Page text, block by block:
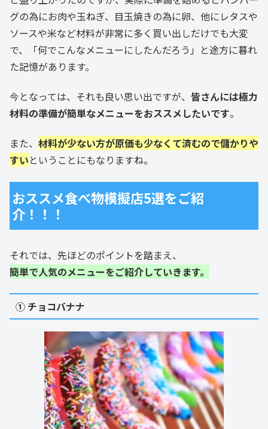
グの為にお肉や玉ねぎ、目玉焼きの為に卵、他にレタスや
ソースや米など材料が非常に多く買い出しだけでも大変
で、「何でこんなメニューにしたんだろう」と途方に暮れ
た記憶があります。
今となっては、それも良い思い出ですが、 皆さんには極力
材料の準備が簡単なメニューをおススメしたいです。
また、 材料が少ない方が原価も少なくて済むので儲かりや
すいということにもなりますね。
おススメ食べ物模擬店5選をご紹
介！！！
それでは、先ほどのポイントを踏まえ、
簡単で人気のメニューをご紹介していきます。
① チョコバナナ